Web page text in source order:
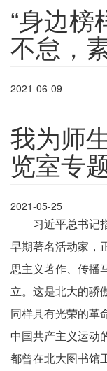
“身边榜
不怠，
2021-06-09
我为师
览室专
2021-05-25
习近平总书记
早期著名活动家，
思主义著作、传播
立。这是北大的骄
同样具有光荣的革
中国共产主义运动
都曾在北大图书馆